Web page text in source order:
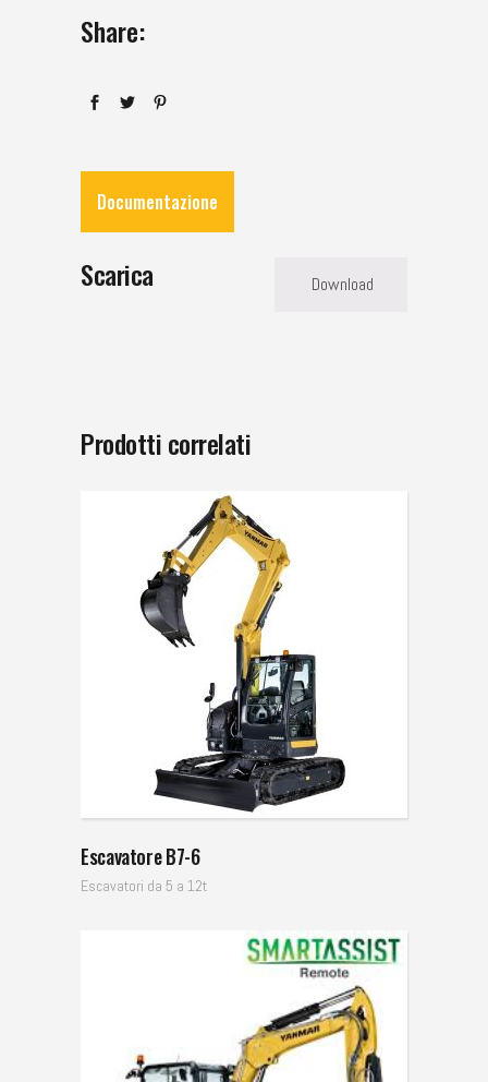
Share:
Documentazione
Scarica Download
Prodotti correlati
Escavatore B7-6
Escavatori da 5 a 12t